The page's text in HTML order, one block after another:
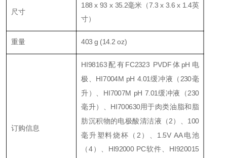
尺寸
188 x 93 x 35.2毫米（7.3 x 3.6 x 1.4英
寸）
重量 403 g (14.2 oz)
订购信息
HI98163配有FC2323 PVDF体pH电
极、HI7004M pH 4.01缓冲液（230毫
升）、HI7007M pH 7.01缓冲液（230
毫升）、HI700630用于肉类油脂和脂
肪沉积物的电极酸清洁液（2）、100
毫升塑料烧杯（2）、1.5V AA电池
（4）、HI92000 PC软件、HI920015